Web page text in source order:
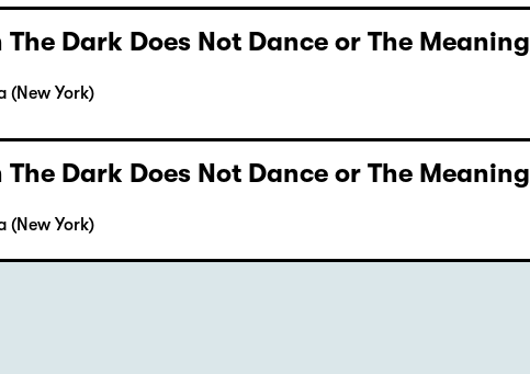
The Dark Does Not Dance or The Meaning
(New York)
The Dark Does Not Dance or The Meaning
(New York)